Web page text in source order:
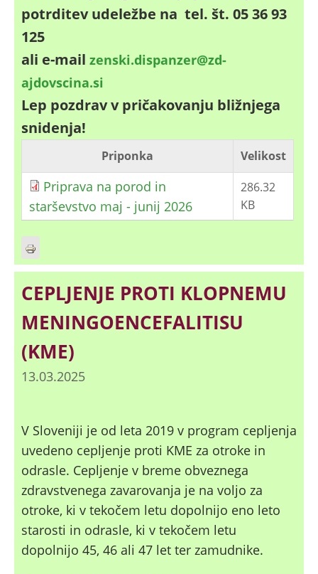
potrditev udeležbe na tel. št. 05 36 93
125
ali e-mail zenski.dispanzer@zd-
ajdovscina.si
Lep pozdrav v pričakovanju bližnjega
snidenja!
Priponka Velikost
Priprava na porod in
starševstvo maj - junij 2026
286.32
KB
CEPLJENJE PROTI KLOPNEMU
MENINGOENCEFALITISU
(KME)
13.03.2025
V Sloveniji je od leta 2019 v program cepljenja
uvedeno cepljenje proti KME za otroke in
odrasle. Cepljenje v breme obveznega
zdravstvenega zavarovanja je na voljo za
otroke, ki v tekočem letu dopolnijo eno leto
starosti in odrasle, ki v tekočem letu
dopolnijo 45, 46 ali 47 let ter zamudnike.